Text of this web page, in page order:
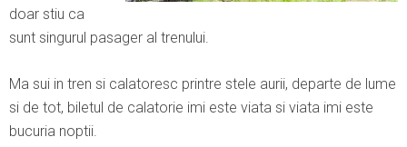
doar stiu ca
sunt singurul pasager al trenului.
Ma sui in tren si calatoresc printre stele aurii, departe de lume
si de tot, biletul de calatorie imi este viata si viata imi este
bucuria noptii.